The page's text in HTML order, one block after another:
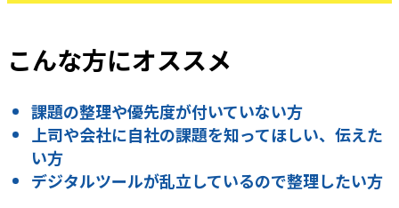
こんな方にオススメ
課題の整理や優先度が付いていない方
上司や会社に自社の課題を知ってほしい、伝えた
い方
デジタルツールが乱立しているので整理したい方